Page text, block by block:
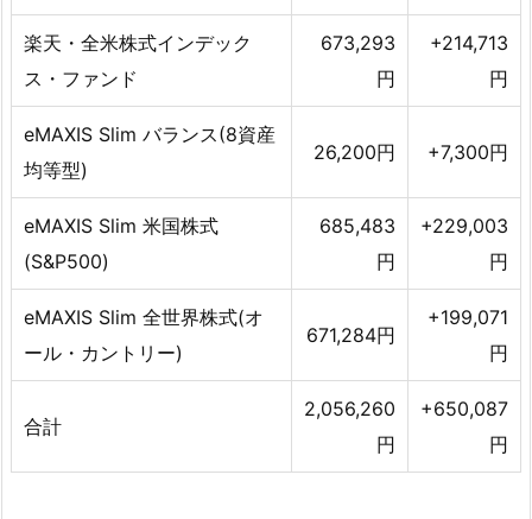
楽天・全米株式インデック
ス・ファンド
673,293
円
+214,713
円
eMAXIS Slim バランス(8資産
均等型)
26,200円 +7,300円
eMAXIS Slim 米国株式
(S&P500)
685,483
円
+229,003
円
eMAXIS Slim 全世界株式(オ
ール・カントリー)
671,284円
+199,071
円
合計
2,056,260
円
+650,087
円